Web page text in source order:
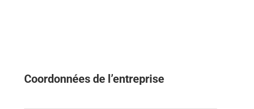
Coordonnées de l’entreprise